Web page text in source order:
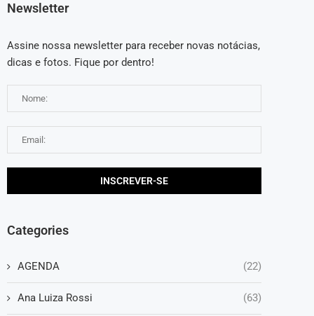
Newsletter
Assine nossa newsletter para receber novas notácias,
dicas e fotos. Fique por dentro!
Categories
AGENDA (22)
Ana Luiza Rossi (63)